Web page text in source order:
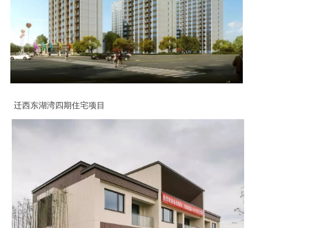
迁西东湖湾四期住宅项目